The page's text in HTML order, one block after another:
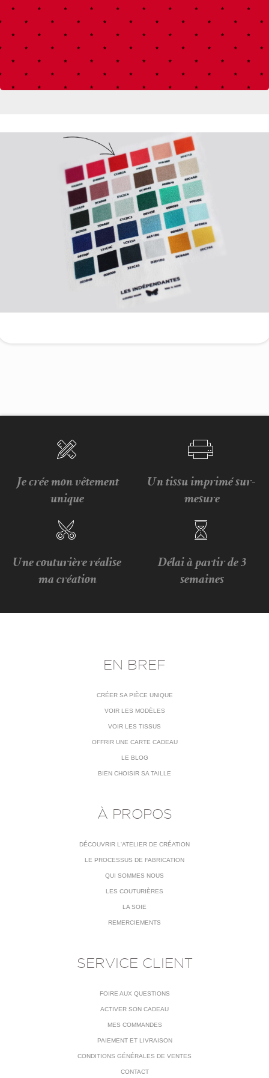
Je crée mon vêtement
unique
Un tissu imprimé sur-
mesure
Une couturière réalise
ma création
Délai à partir de 3
semaines
EN BREF
CRÉER SA PIÈCE UNIQUE
VOIR LES MODÈLES
VOIR LES TISSUS
OFFRIR UNE CARTE CADEAU
LE BLOG
BIEN CHOISIR SA TAILLE
À PROPOS
DÉCOUVRIR L'ATELIER DE CRÉATION
LE PROCESSUS DE FABRICATION
QUI SOMMES NOUS
LES COUTURIÈRES
LA SOIE
REMERCIEMENTS
SERVICE CLIENT
FOIRE AUX QUESTIONS
ACTIVER SON CADEAU
MES COMMANDES
PAIEMENT ET LIVRAISON
CONDITIONS GÉNÉRALES DE VENTES
CONTACT